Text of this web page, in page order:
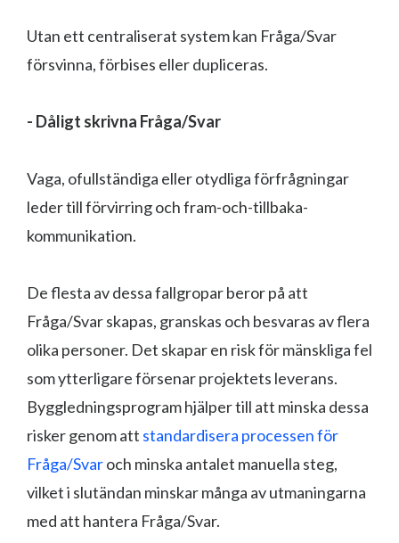
Utan ett centraliserat system kan Fråga/Svar
försvinna, förbises eller dupliceras.
- Dåligt skrivna Fråga/Svar
Vaga, ofullständiga eller otydliga förfrågningar
leder till förvirring och fram-och-tillbaka-
kommunikation.
De flesta av dessa fallgropar beror på att
Fråga/Svar skapas, granskas och besvaras av flera
olika personer. Det skapar en risk för mänskliga fel
som ytterligare försenar projektets leverans.
Byggledningsprogram hjälper till att minska dessa
risker genom att standardisera processen för
Fråga/Svaroch minska antalet manuella steg,
vilket i slutändan minskar många av utmaningarna
med att hantera Fråga/Svar.